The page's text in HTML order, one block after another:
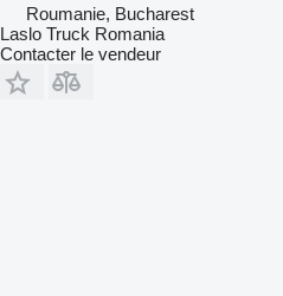
Roumanie, Bucharest
Laslo Truck Romania
Contacter le vendeur